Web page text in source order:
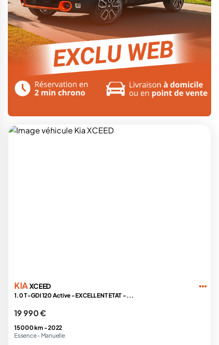
KIAXCEED
1.0 T-GDI 120 Active - EXCELLENT ETAT - ...
19 990 €
15 000 km -2022
Essence - Manuelle